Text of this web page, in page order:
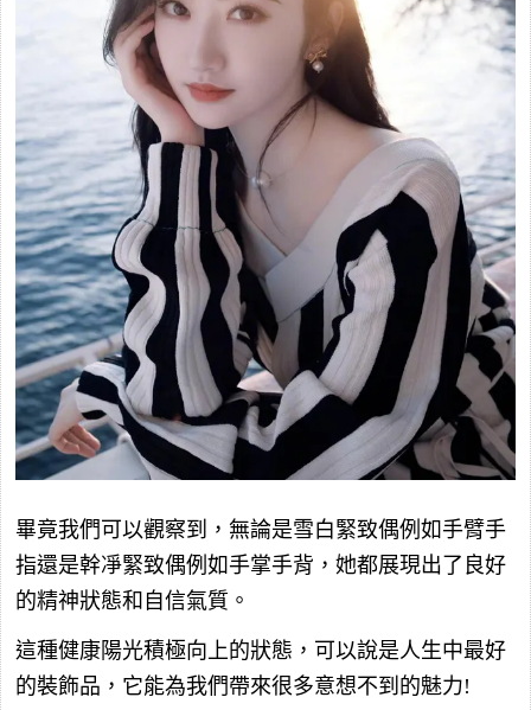
畢竟我們可以觀察到，無論是雪白緊致偶例如手臂手
指還是幹凈緊致偶例如手掌手背，她都展現出了良好
的精神狀態和自信氣質。
這種健康陽光積極向上的狀態，可以說是人生中最好
的裝飾品，它能為我們帶來很多意想不到的魅力!